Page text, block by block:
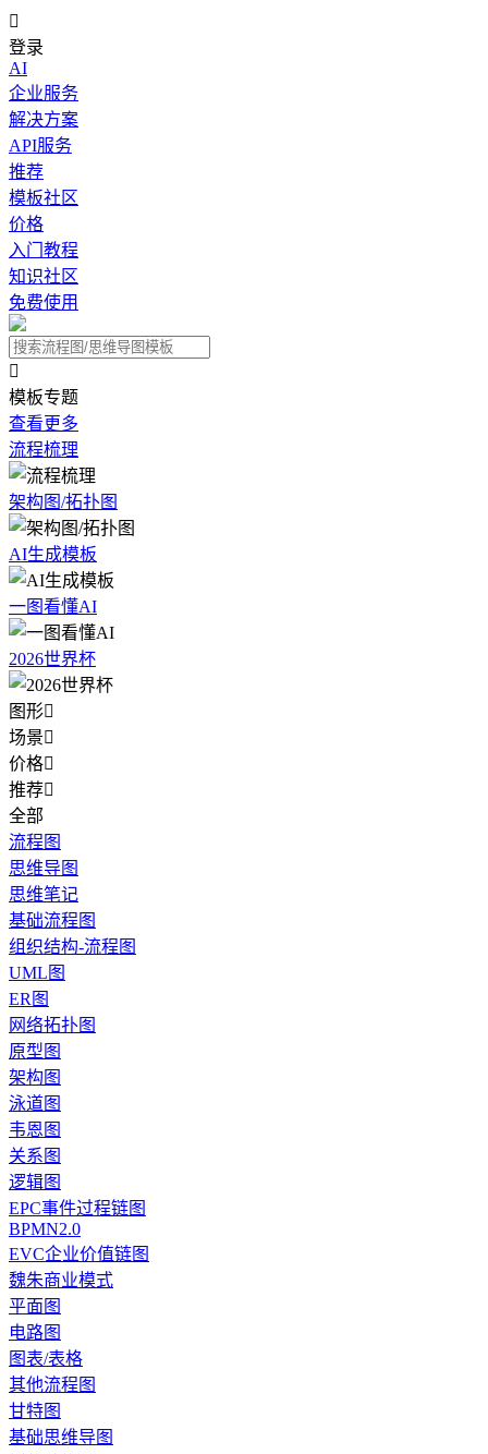

登录
AI
企业服务
解决方案
API服务
推荐
模板社区
价格
入门教程
知识社区
免费使用

模板专题
查看更多
流程梳理
架构图/拓扑图
AI生成模板
一图看懂AI
2026世界杯
图形
场景
价格
推荐
全部
流程图
思维导图
思维笔记
基础流程图
组织结构-流程图
UML图
ER图
网络拓扑图
原型图
架构图
泳道图
韦恩图
关系图
逻辑图
EPC事件过程链图
BPMN2.0
EVC企业价值链图
魏朱商业模式
平面图
电路图
图表/表格
其他流程图
甘特图
基础思维导图